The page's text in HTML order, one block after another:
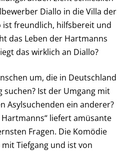
Diallo in die Villa der
ist freundlich, hilfsbereit und
das Leben der Hartmanns
das wirklich an Diallo?
um, die in Deutschland
suchen? Ist der Umgang mit
Asylsuchenden ein anderer?
liefert amüsante
Fragen. Die Komödie
Tiefgang und ist von